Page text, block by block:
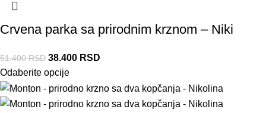
Crvena parka sa prirodnim krznom – Niki
51.400RSD 38.400 RSD
Odaberite opcije